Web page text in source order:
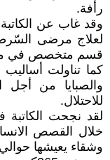
رأفة.
وقد غاب عن
لعلاج مرضى
قسم متخصص في
كما تناولت
والصبايا من أجل
للاحتلال.
لقد نجحت الكاتبة
خلال القصص
وشقاء يعيشها